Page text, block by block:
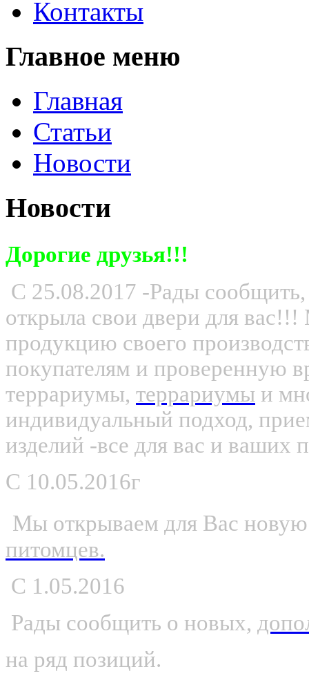
Контакты
Главное меню
Главная
Статьи
Новости
Новости
Дорогие друзья!!!
С 25.08.2017 -Рады
открыла свои двери для
продукцию своего
покупателям и проверенную
террариумы, террариумы и
индивидуальный подход,
изделий -все для вас и ваших
С 10.05.2016г
Мы открываем для Вас
питомцев.
С 1.05.2016
Рады сообщить о новых,
на ряд позиций.